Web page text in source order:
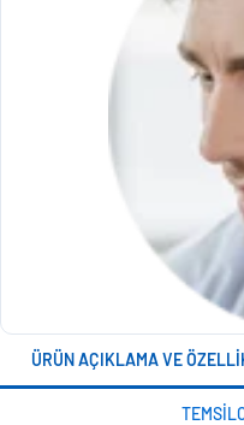
ÜRÜN AÇIKLAMA VE